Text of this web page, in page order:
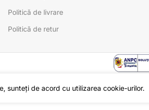
Politică de livrare
Politică de retur
sunteți de acord cu utilizarea cookie-urilor.